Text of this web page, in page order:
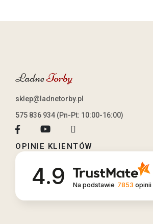
sklep@ladnetorby.pl
575 836 934 (Pn-Pt: 10:00-16:00)
OPINIE KLIENTÓW
4.9 Na podstawie 7853 opinii